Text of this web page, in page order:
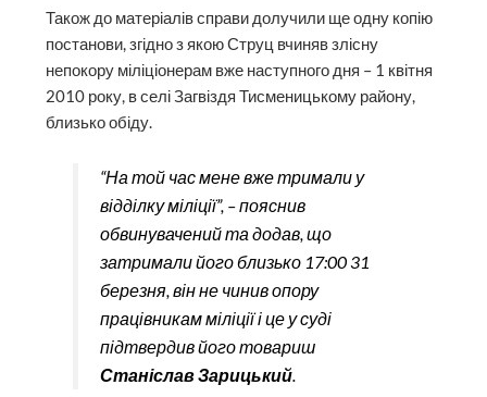
Також до матеріалів справи долучили ще одну копію
постанови, згідно з якою Струц вчиняв злісну
непокору міліціонерам вже наступного дня – 1 квітня
2010 року, в селі Загвіздя Тисменицькому району,
близько обіду.
“На той час мене вже тримали у
відділку міліції”, – пояснив
обвинувачений та додав, що
затримали його близько 17:00 31
березня, він не чинив опору
працівникам міліції і це у суді
підтвердив його товариш
Станіслав Зарицький.